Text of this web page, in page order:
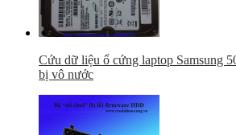
Cứu dữ liệu ổ cứng laptop Samsung
bị vô nước